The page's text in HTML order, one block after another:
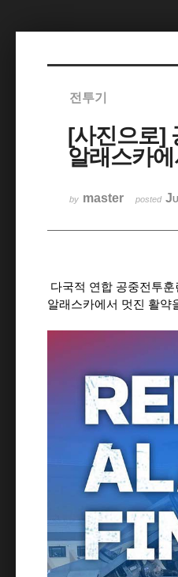
전투기
[사진으로]
알래스카에
by master posted
다국적 연합 공중전투
알래스카에서 멋진 활약
치북5
치북5